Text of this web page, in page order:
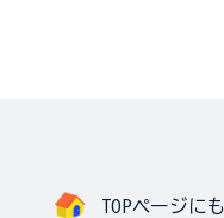
TOPページに